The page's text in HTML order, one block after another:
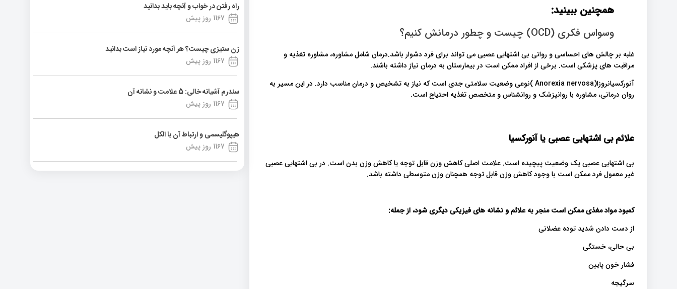
راه رفتن در خواب و آنچه باید بدانید
1167 روز پیش
زن ستیزی چیست؟ هر آنچه مورد نیاز است بدانید
1167 روز پیش
سندرم آشیانه خالی: 5 علامت و نشانه آن
1167 روز پیش
هیپوگلیسمی و ارتباط آن با الکل
1167 روز پیش
همچنین ببینید:
وسواس فکری (OCD) چیست و چطور درمانش کنیم؟
غلبه بر چالش های احساسی و روانی بی اشتهایی عصبی می تواند برای فرد دشوار باشد.درمان شامل مشاوره، مشاوره تغذیه و
مراقبت های پزشکی است. برخی از افراد ممکن است در بیمارستان به درمان نیاز داشته باشند.
آنورکسیانروزا(Anorexia nervosa )نوعی وضعیت سلامتی جدی است که نیاز به تشخیص و درمان مناسب دارد. در این مسیر به
روان درمانی، مشاوره با روانپزشک و روانشناس و متخصص تغذیه احتیاج است.
علائم بی اشتهایی عصبی یا آنورکسیا
بی اشتهایی عصبی یک وضعیت پیچیده است. علامت اصلی کاهش وزن قابل توجه یا کاهش وزن بدن است. در بی اشتهایی عصبی
غیر معمول فرد ممکن است با وجود کاهش وزن قابل توجه همچنان وزن متوسطی داشته باشد.
کمبود مواد مغذی ممکن است منجر به علائم و نشانه های فیزیکی دیگری شود، از جمله:
از دست دادن شدید توده عضلانی
بی حالی، خستگی
فشار خون پایین
سرگیجه